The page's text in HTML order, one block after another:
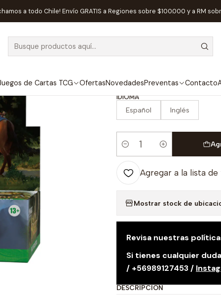
de Cartas TCG OfertasNovedadesPreventas Contacto
a todo Chile! Envío GRATIS a Regiones sobre $100.000 y a RM
The Gathering Preventas Magic The Gathering Preventa - MTG
¡PREVENTA!
Preventa -
IDIOMA
Español Inglés
Cantidad
Agregar a la lista
Mostrar stock de
Revisa nuestras
Si tienes cualquier
/ +56989127453 /
DESCRIPCIÓN